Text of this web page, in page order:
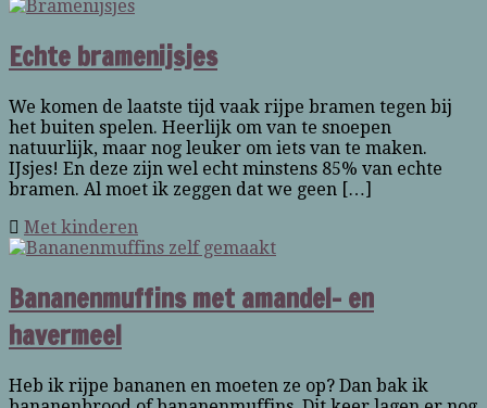
Echte bramenijsjes
We komen de laatste tijd vaak rijpe bramen tegen bij
het buiten spelen. Heerlijk om van te snoepen
natuurlijk, maar nog leuker om iets van te maken.
IJsjes! En deze zijn wel echt minstens 85% van echte
bramen. Al moet ik zeggen dat we geen […]
Met kinderen
Bananenmuffins met amandel- en
havermeel
Heb ik rijpe bananen en moeten ze op? Dan bak ik